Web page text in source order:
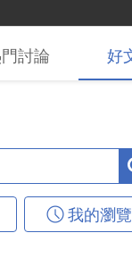
討論 好
我的瀏覽